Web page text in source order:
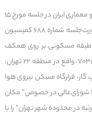
بر اساس این مصوبه، شورای‌عالی شهرسازی و معماری ایران در جلسه مورخ ۱۵
مرداد ۱۴۰۳ موضوع مغایرت اساسی بند ۱ صورت‌جلسه شماره ۶۸۸ کمیسیون
پنج شهر تهران در خصوص” احداث ۲۱ طبقه مسکونی بر روی همکف
مشاعی با تراکم ۵۷۰ درصد” “پلاک ثبتی ۷۰۳۵/۱، واقع در منطقه ۲۲ تهران،
قرارگاه مسکن نیروی هوا
فضای سپاه” ، با مصوبه مورخ ۲۴ خرداد ۱۴۰۰ شورای‌عالی در خصوص” مکان
در محدوده شهر تهران” را با